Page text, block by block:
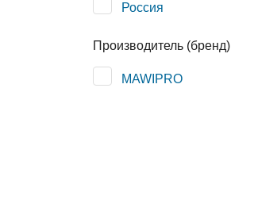
Россия
Производитель (бренд)
MAWIPRO